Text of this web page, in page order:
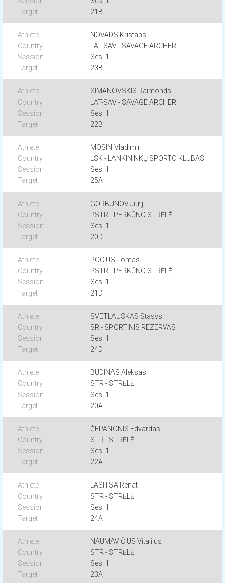
21B
NOVADS Kristaps
LAT-SAV - SAVAGE ARCHER
Ses. 1
23B
SIMANOVSKIS Raimonds
LAT-SAV - SAVAGE ARCHER
Ses. 1
22B
MOSIN Vladimir
LSK - LANKININKŲ SPORTO KLUBAS
Ses. 1
25A
GORBUNOV Jurij
PSTR - PERKŪNO STRĖLĖ
Ses. 1
20D
POCIUS Tomas
PSTR - PERKŪNO STRĖLĖ
Ses. 1
21D
SVETLAUSKAS Stasys
SR - SPORTINIS REZERVAS
Ses. 1
24D
BUDINAS Aleksas
STR - STRĖLĖ
Ses. 1
20A
ČEPANONIS Edvardas
STR - STRĖLĖ
Ses. 1
22A
LASITSA Renat
STR - STRĖLĖ
Ses. 1
24A
NAUMAVIČIUS Vitalijus
STR - STRĖLĖ
Ses. 1
23A